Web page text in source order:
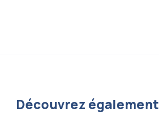
Découvrez également